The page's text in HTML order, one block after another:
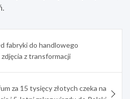
fabryki do handlowego
z transformacji
za 15 tysięcy złotych czeka na